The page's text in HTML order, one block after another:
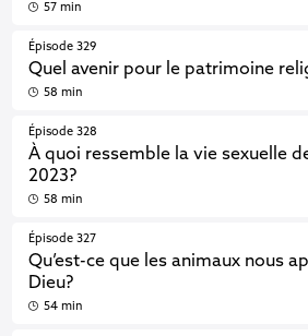
57 min
Épisode 329
Quel avenir pour le patrimoine
58 min
Épisode 328
À quoi ressemble la vie sexuelle
2023?
58 min
Épisode 327
Qu’est-ce que les animaux nous
Dieu?
54 min